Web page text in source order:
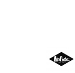
Lindt